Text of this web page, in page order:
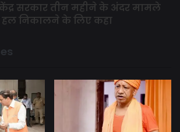
केंद्र सरकार तीन महीने के अंदर मामले
हल निकालने के लिए कहा